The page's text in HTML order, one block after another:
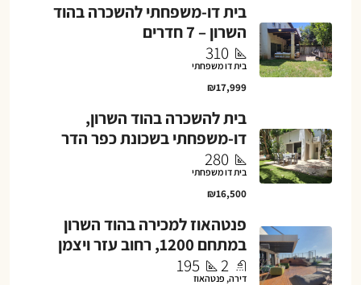
בית דו-משפחתי להשכרה בהוד
השרון – 7 חדרים
310
בית דו משפחתי
₪17,999
בית להשכרה בהוד השרון,
דו-משפחתי בשכונת כפר הדר
280
בית דו משפחתי
₪16,500
פנטהאוז למכירה בהוד השרון
במתחם 1200, רחוב עזר ויצמן
2
195
דירה, פנטהאוז